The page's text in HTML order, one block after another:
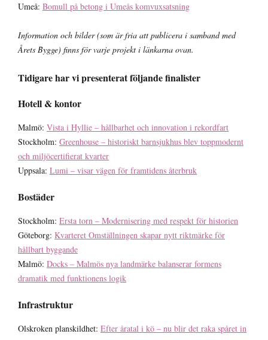
Umeå: Bomull på betong i Umeås komvuxsatsning
Information och bilder (som är fria att publicera i samband med
Årets Bygge) finns för varje projekt i länkarna ovan.
Tidigare har vi presenterat följande finalister
Hotell & kontor
Malmö: Vista i Hyllie – hållbarhet och innovation i rekordfart
Stockholm: Greenhouse – historiskt barnsjukhus blev toppmodernt
och miljöcertifierat kvarter
Uppsala: Lumi – visar vägen för framtidens återbruk
Bostäder
Stockholm: Ersta torn – Modernisering med respekt för historien
Göteborg: Kvarteret Omställningen skapar nytt riktmärke för
hållbart byggande
Malmö: Docks – Malmös nya landmärke balanserar formens
dramatik med funktionens logik
Infrastruktur
Olskroken planskildhet: Efter åratal i kö – nu blir det raka spåret in